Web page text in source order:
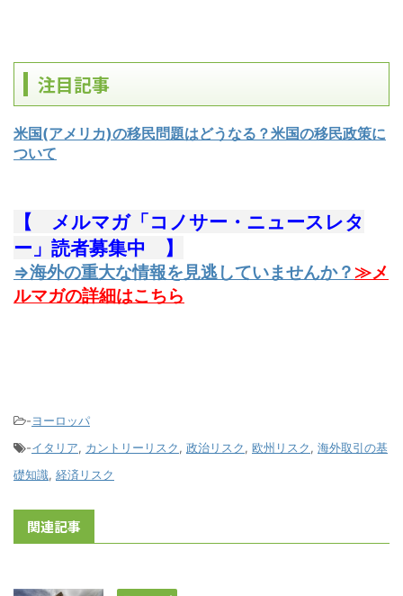
注目記事
米国(アメリカ)の移民問題はどうなる？米国の移民政策に
ついて
【 メルマガ「コノサー・ニュースレタ
ー」読者募集中 】
⇒海外の重大な情報を見逃していませんか？ ≫メ
ルマガの詳細はこちら
-ヨーロッパ
-イタリア, カントリーリスク, 政治リスク, 欧州リスク, 海外取引の基
礎知識, 経済リスク
関連記事